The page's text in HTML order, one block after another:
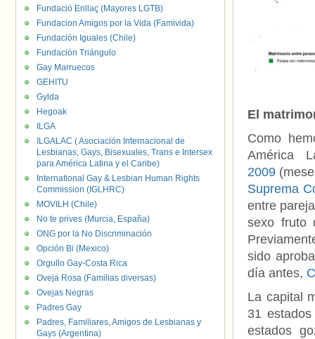
El
Como
América
2009
Suprema
entre
sexo fruto
sido
día antes,
La capital
31
estados
Fundació Enllaç (Mayores LGTB)
Fundacion Amigos por la Vida (Famivida)
Fundación Iguales (Chile)
Fundación Triángulo
Gay Marruecos
GEHITU
Gylda
Hegoak
ILGA
ILGALAC ( Asociación Internacional de
Lesbianas, Gays, Bisexuales, Trans e Intersex
para América Latina y el Caribe)
International Gay & Lesbian Human Rights
Commission (IGLHRC)
MOVILH (Chile)
No te prives (Murcia, España)
ONG por la No Discriminación
Opción Bi (Mexico)
Orgullo Gay-Costa Rica
Oveja Rosa (Familias diversas)
Ovejas Negras
Padres Gay
Padres, Familiares, Amigos de Lesbianas y
Gays (Argentina)